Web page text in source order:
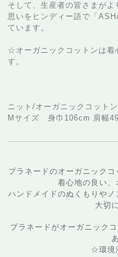
そして、生産者の皆さまが
思いをヒンディー語で「
ています。
☆オーガニックコットンは着
す。
ニット/オーガニックコット
Mサイズ 身巾106cm 肩幅
プラネードのオーガニックコ
着心地の良い、
ハンドメイドのぬくもりや
大切
プラネードがオーガニック
☆環境